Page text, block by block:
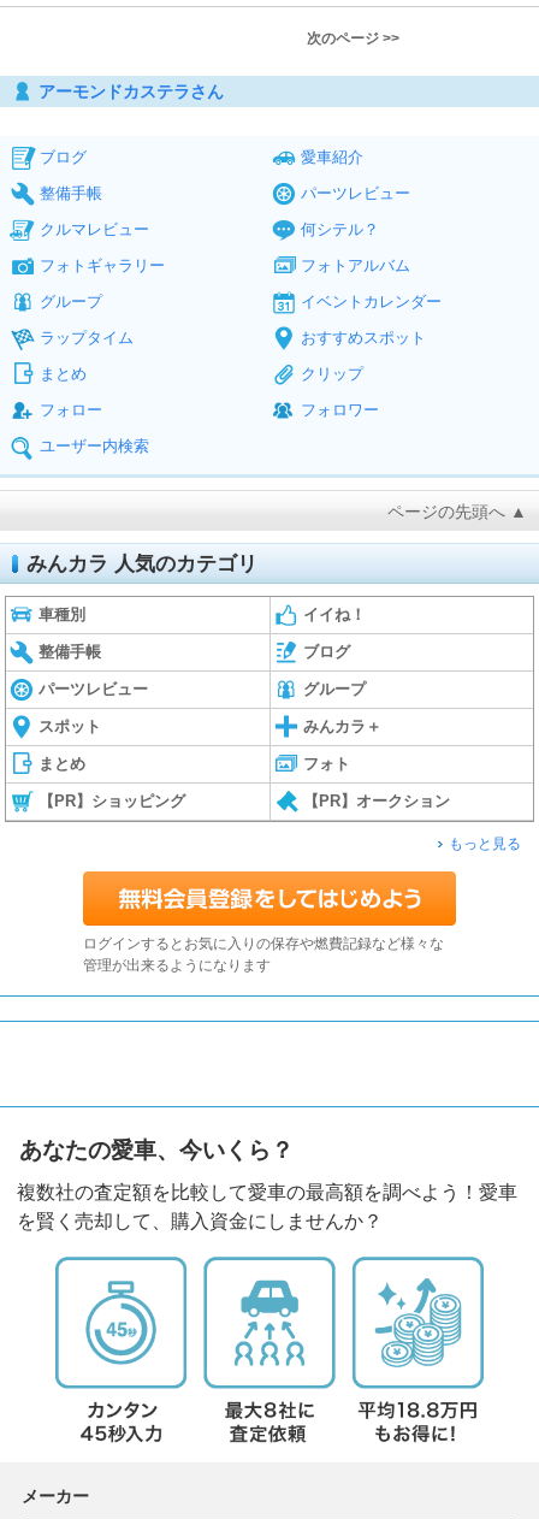
次のページ >>
アーモンドカステラさん
ブログ
愛車紹介
整備手帳
パーツレビュー
クルマレビュー
何シテル？
フォトギャラリー
フォトアルバム
グループ
イベントカレンダー
ラップタイム
おすすめスポット
まとめ
クリップ
フォロー
フォロワー
ユーザー内検索
ページの先頭へ ▲
みんカラ 人気のカテゴリ
車種別 イイね！
整備手帳 ブログ
パーツレビュー グループ
スポット みんカラ＋
まとめ フォト
【PR】ショッピング 【PR】オークション
もっと見る
ログインするとお気に入りの保存や燃費記録など様々な
管理が出来るようになります
あなたの愛車、今いくら？
複数社の査定額を比較して愛車の最高額を調べよう！愛車
を賢く売却して、購入資金にしませんか？
メーカー